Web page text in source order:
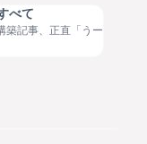
べて
築記事、正直「うー